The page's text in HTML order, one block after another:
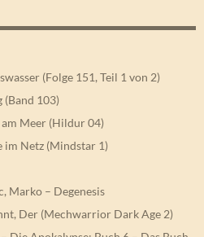
(Folge 151, Teil 1 von 2)
(Band 103)
Meer (Hildur 04)
im Netz (Mindstar 1)
Marko – Degenesis
Der (Mechwarrior Dark Age 2)